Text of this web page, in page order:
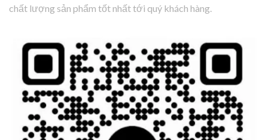
chất lượng sản phẩm tốt nhất tới quý khách hàng.